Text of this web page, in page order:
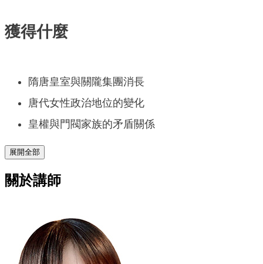
獲得什麼
隋唐皇室與關隴集團消長
唐代女性政治地位的變化
皇權與門閥家族的矛盾關係
展開全部
關於講師